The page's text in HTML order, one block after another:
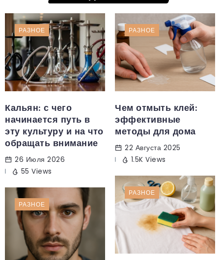
РАЗНОЕ
Кальян: с чего
начинается путь в
эту культуру и на что
обращать внимание
26 Июля 2026
55 Views
РАЗНОЕ
Чем отмыть клей:
эффективные
методы для дома
22 Августа 2025
1.5K Views
РАЗНОЕ
РАЗНОЕ